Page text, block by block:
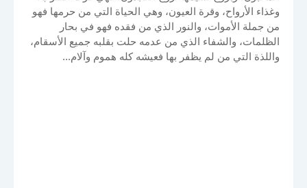
وغذاء الأرواح، وقرة العيون، وهي الحياة التي من حرمها فهو
من جملة الأموات، والنور الذي من فقده فهو في بحار
الظلمات، والشفاء الذي من عدمه حلت بقلبه جميع الأسقام،
واللذة التي من لم يظفر بها فعيشه كله هموم وآلام...